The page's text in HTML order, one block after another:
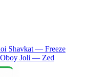
Shavkat — Freeze
Joli — Zed